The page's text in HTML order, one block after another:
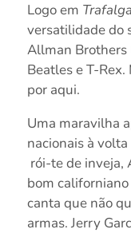
Logo em
versatilidade do
Allman Brothers
Beatles e T-
por aqui.
Uma maravilha
nacionais à volta
rói-te de inveja,
bom
canta que não
armas. Jerry